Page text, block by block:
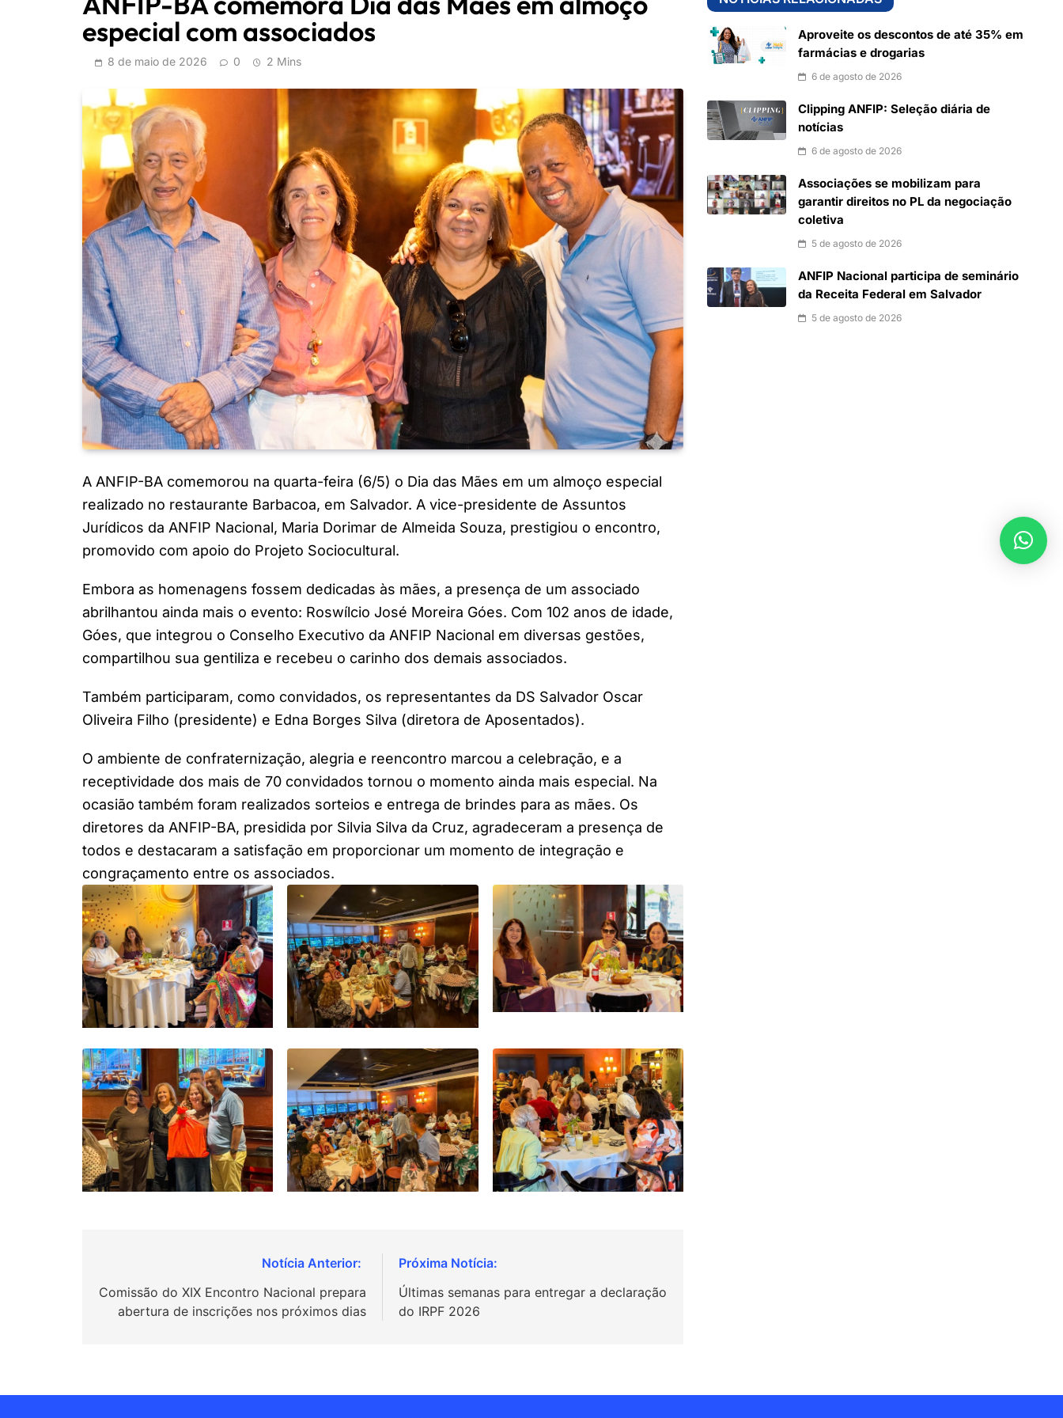
especial com associados
8 de maio de 2026 0 2 Mins
A ANFIP-BA comemorou na quarta-feira (6/5) o Dia das Mães em um almoço especial
realizado no restaurante Barbacoa, em Salvador. A vice-presidente de Assuntos
Jurídicos da ANFIP Nacional, Maria Dorimar de Almeida Souza, prestigiou o encontro,
promovido com apoio do Projeto Sociocultural.
Embora as homenagens fossem dedicadas às mães, a presença de um associado
abrilhantou ainda mais o evento: Roswílcio José Moreira Góes. Com 102 anos de idade,
Góes, que integrou o Conselho Executivo da ANFIP Nacional em diversas gestões,
compartilhou sua gentiliza e recebeu o carinho dos demais associados.
Também participaram, como convidados, os representantes da DS Salvador Oscar
Oliveira Filho (presidente) e Edna Borges Silva (diretora de Aposentados).
O ambiente de confraternização, alegria e reencontro marcou a celebração, e a
receptividade dos mais de 70 convidados tornou o momento ainda mais especial. Na
ocasião também foram realizados sorteios e entrega de brindes para as mães. Os
diretores da ANFIP-BA, presidida por Silvia Silva da Cruz, agradeceram a presença de
todos e destacaram a satisfação em proporcionar um momento de integração e
congraçamento entre os associados.
de
Post
Comissão do XIX Encontro Nacional prepara
abertura de inscrições nos próximos dias
Últimas semanas para entregar a declaração
do IRPF 2026
Aproveite os descontos de até 35% em
farmácias e drogarias
6 de agosto de 2026
Clipping ANFIP: Seleção diária de
notícias
6 de agosto de 2026
Associações se mobilizam para
garantir direitos no PL da negociação
coletiva
5 de agosto de 2026
ANFIP Nacional participa de seminário
da Receita Federal em Salvador
5 de agosto de 2026